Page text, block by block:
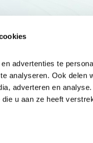
advertenties te
analyseren. Ook delen
adverteren en
u aan ze heeft